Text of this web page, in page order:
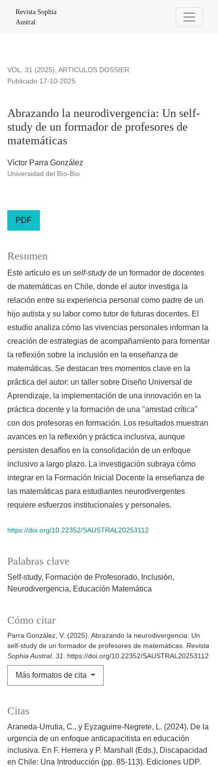
Revista Sophia
Austral
VOL. 31 (2025), ARTICULOS DOSSIER
Abrazando la neurodivergencia: Un self-
study de un formador de profesores de
matemáticas
Publicado 17-10-2025
Víctor Parra González
Universidad del Bío-Bío
PDF
Palabras clave
Self-study Formación de Profesorado
Inclusión
Neurodivergencia
Educación Matemática
Cómo citar
Parra González, V. (2025). Abrazando la neurodivergencia: Un
self-study de un formador de profesores de matemáticas. Revista
Sophia Austral, 31. https://doi.org/10.22352/SAUSTRAL20253112
Más formatos de cita
Resumen
Este artículo es un self-studyde un formador de docentes
de matemáticas en Chile, donde el autor investiga la
relación entre su experiencia personal como padre de un
hijo autista y su labor como tutor de futuras docentes. El
estudio analiza cómo las vivencias personales informan la
creación de estrategias de acompañamiento para fomentar
la reflexión sobre la inclusión en la enseñanza de
matemáticas. Se destacan tres momentos clave en la
práctica del autor: un taller sobre Diseño Universal de
Aprendizaje, la implementación de una innovación en la
práctica docente y la formación de una "amistad crítica"
con dos profesoras en formación. Los resultados muestran
avances en la reflexión y práctica inclusiva, aunque
persisten desafíos en la consolidación de un enfoque
inclusivo a largo plazo. La investigación subraya cómo
integrar en la Formación Inicial Docente la enseñanza de
las matemáticas para estudiantes neurodivergentes
requiere esfuerzos institucionales y personales.
https://doi.org/10.22352/SAUSTRAL20253112
Citas
Araneda-Urrutia, C., y Eyzaguirre-Negrete, L. (2024). De la
urgencia de un enfoque anticapacitista en educación
inclusiva. En F. Herrera y P. Marshall (Eds.), Discapacidad
en Chile: Una Introducción (pp. 85-113). Ediciones UDP.